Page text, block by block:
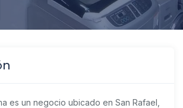
es un negocio ubicado en San Rafael,